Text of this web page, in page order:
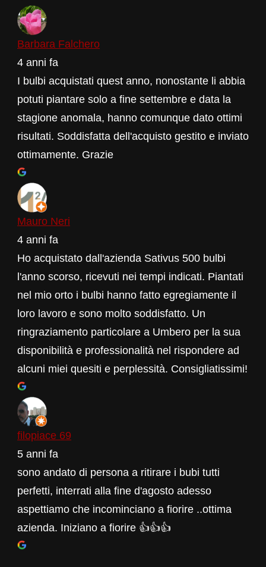
Barbara Falchero
4 anni fa
I bulbi acquistati quest anno, nonostante li abbia
potuti piantare solo a fine settembre e data la
stagione anomala, hanno comunque dato ottimi
risultati. Soddisfatta dell'acquisto gestito e inviato
ottimamente. Grazie
Mauro Neri
4 anni fa
Ho acquistato dall'azienda Sativus 500 bulbi
l'anno scorso, ricevuti nei tempi indicati. Piantati
nel mio orto i bulbi hanno fatto egregiamente il
loro lavoro e sono molto soddisfatto. Un
ringraziamento particolare a Umbero per la sua
disponibilità e professionalità nel rispondere ad
alcuni miei quesiti e perplessità. Consigliatissimi!
filopiace 69
5 anni fa
sono andato di persona a ritirare i bubi tutti
perfetti, interrati alla fine d'agosto adesso
aspettiamo che incominciano a fiorire ..ottima
azienda. Iniziano a fiorire 👍👍👍